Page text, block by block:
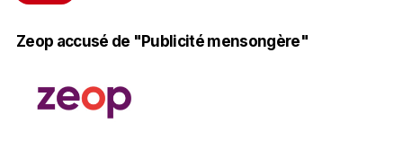
Zeop accusé de "Publicité mensongère"